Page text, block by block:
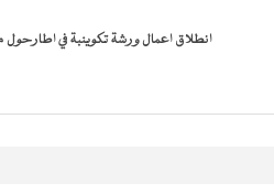
انطلاق اعمال ورشة تكوينبة في اطارحول